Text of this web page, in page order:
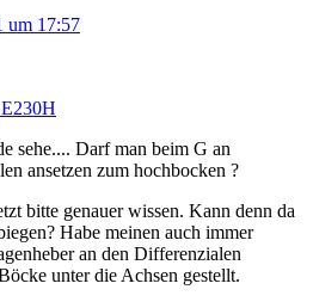
um 17:57
sehe.... Darf man beim G an
ansetzen zum hochbocken ?
bitte genauer wissen. Kann denn da
Habe meinen auch immer
an den Differenzialen
unter die Achsen gestellt.